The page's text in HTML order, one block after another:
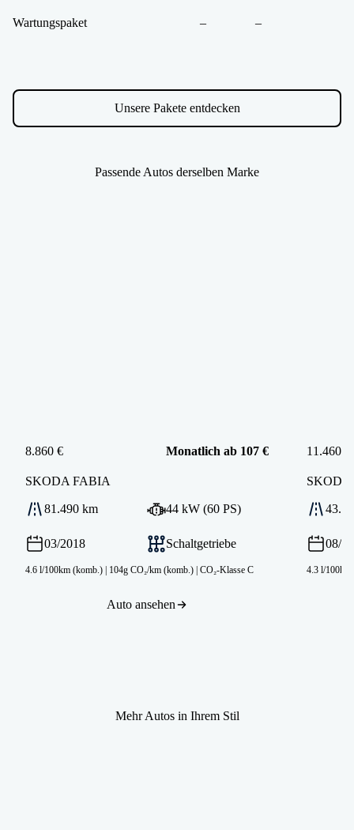
Wartungspaket – –
Unsere Pakete entdecken
Passende Autos derselben Marke
8.860 € Monatlich ab 107 €
SKODA FABIA
81.490 km 44 kW (60 PS)
03/2018 Schaltgetriebe
4.6 l/100km (komb.) | 104g CO₂/km (komb.) | CO₂-Klasse C
Auto ansehen
11.460 €
SKODA
08/
4.3 l/
Mehr Autos in Ihrem Stil